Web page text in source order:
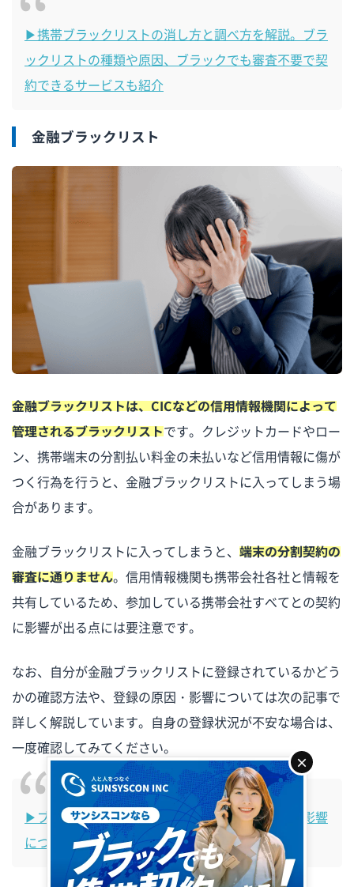
▶携帯ブラックリストの消し方と調べ方を解説。ブラ
ックリストの種類や原因、ブラックでも審査不要で契
約できるサービスも紹介
金融ブラックリスト
金融ブラックリストは、CICなどの信用情報機関によって
管理されるブラックリストです。クレジットカードやロー
ン、携帯端末の分割払い料金の未払いなど信用情報に傷が
つく行為を行うと、金融ブラックリストに入ってしまう場
合があります。
金融ブラックリストに入ってしまうと、 端末の分割契約の
審査に通りません。信用情報機関も携帯会社各社と情報を
共有しているため、参加している携帯会社すべてとの契約
に影響が出る点には要注意です。
なお、自分が金融ブラックリストに登録されているかどう
かの確認方法や、登録の原因・影響については次の記事で
詳しく解説しています。自身の登録状況が不安な場合は、
一度確認してみてください。
▶ブラックリストの確認方法とは？登録の基準や影響
についても解説
×